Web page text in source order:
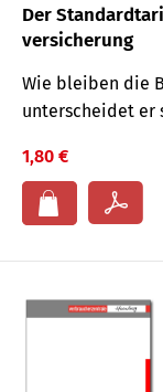
Der
versicherung
Wie bleiben die
unterscheidet er
1,80 €